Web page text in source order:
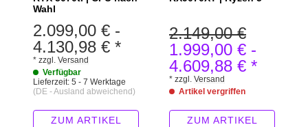
Wahl
2.099,00 € -
4.130,98 € *
* zzgl. Versand
Verfügbar
Lieferzeit: 5 - 7 Werktage
(DE - Ausland abweichend)
ZUM ARTIKEL
1.999,00 € -
4.609,88 € *
2.149,00 €
* zzgl. Versand
Artikel vergriffen
ZUM ARTIKEL